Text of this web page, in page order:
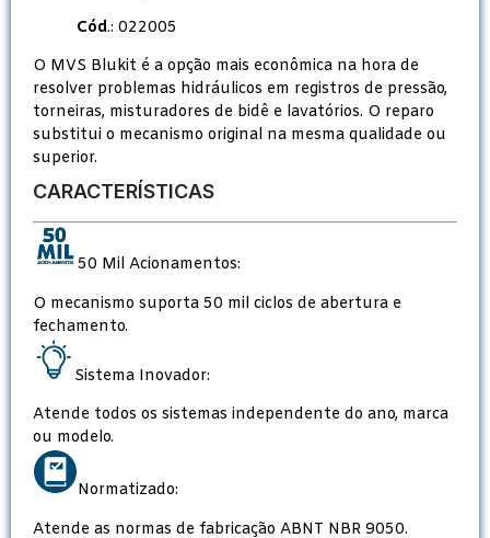
Cód.: 022005
O MVS Blukit é a opção mais econômica na hora de
resolver problemas hidráulicos em registros de pressão,
torneiras, misturadores de bidê e lavatórios. O reparo
substitui o mecanismo original na mesma qualidade ou
superior.
CARACTERÍSTICAS
50 Mil Acionamentos:
O mecanismo suporta 50 mil ciclos de abertura e
fechamento.
Sistema Inovador:
Atende todos os sistemas independente do ano, marca
ou modelo.
Normatizado:
Atende as normas de fabricação ABNT NBR 9050.